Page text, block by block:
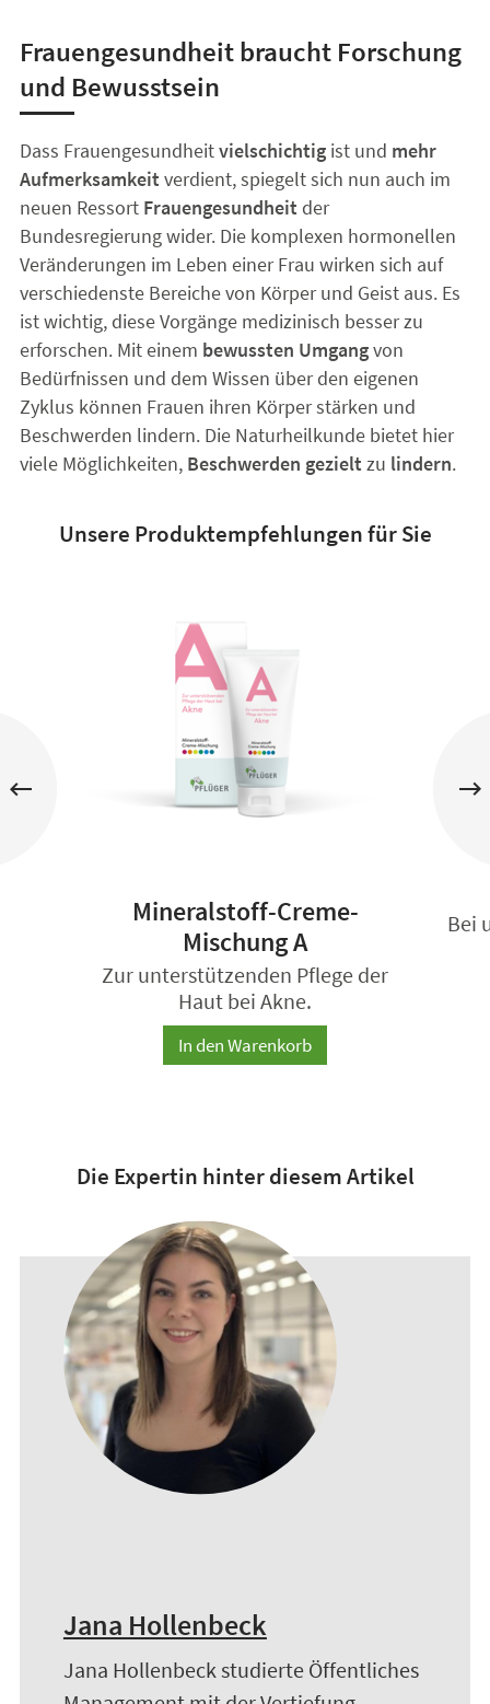
Frauengesundheit braucht Forschung
und Bewusstsein
Dass Frauengesundheitvielschichtigist und mehr
Aufmerksamkeit verdient, spiegelt sich nun auch im
neuen Ressort Frauengesundheit der
Bundesregierung wider. Die komplexen hormonellen
Veränderungen im Leben einer Frau wirken sich auf
verschiedenste Bereiche von Körper und Geist aus. Es
ist wichtig, diese Vorgänge medizinisch besser zu
erforschen. Mit einem bewussten Umgangvon
Bedürfnissen und dem Wissen über den eigenen
Zyklus können Frauen ihren Körper stärken und
Beschwerden lindern. Die Naturheilkunde bietet hier
viele Möglichkeiten, Beschwerden gezielt zu lindern.
Unsere Produktempfehlungen für Sie
Mineralstoff-Creme-
Mischung A
Zur unterstützenden Pflege der
Haut bei Akne.
In den Warenkorb
Bei
Die Expertin hinter diesem Artikel
Jana Hollenbeck
Jana Hollenbeck studierte Öffentliches